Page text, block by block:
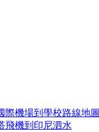
際機場到學校路線地圖
飛機到印尼泗水